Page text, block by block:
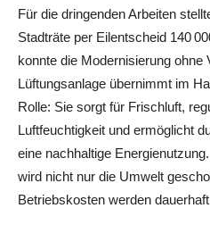
Für die dringenden Arbeiten
Stadträte per Eilentscheid 140
konnte die Modernisierung ohne
Lüftungsanlage übernimmt im
Rolle: Sie sorgt für Frischluft,
Luftfeuchtigkeit und ermöglicht
eine nachhaltige
wird nicht nur die Umwelt
Betriebskosten werden